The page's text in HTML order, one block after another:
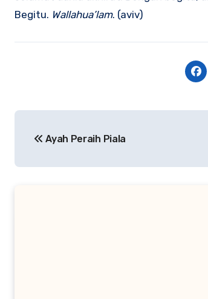
Begitu. Wallahua’lam. (aviv)
pos Ayah Peraih Piala